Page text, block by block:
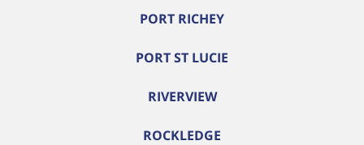
PORT RICHEY
PORT ST LUCIE
RIVERVIEW
ROCKLEDGE